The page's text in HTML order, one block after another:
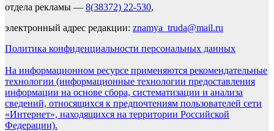
отдела рекламы — 8(38372) 22-530,
электронный адрес редакции: znamya_truda@mail.ru
Политика конфиденциальности персональных данных
На информационном ресурсе применяются рекомендательные
технологии (информационные технологии предоставления
информации на основе сбора, систематизации и анализа
сведений, относящихся к предпочтениям пользователей сети
«Интернет», находящихся на территории Российской
Федерации).